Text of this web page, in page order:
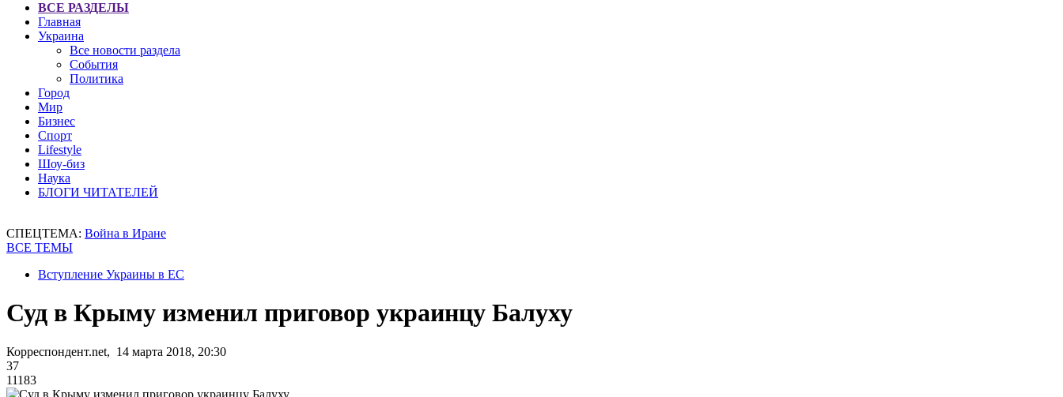
ВСЕ РАЗДЕЛЫ
Главная
Украина
Все новости раздела
События
Политика
Город
Мир
Бизнес
Спорт
Lifestyle
Шоу-биз
Наука
БЛОГИ ЧИТАТЕЛЕЙ
СПЕЦТЕМА: Война в Иране
ВСЕ ТЕМЫ
Вступление Украины в ЕС
Суд в Крыму изменил приговор украинцу Балуху
Корреспондент.net, 14 марта 2018, 20:30
37
11183